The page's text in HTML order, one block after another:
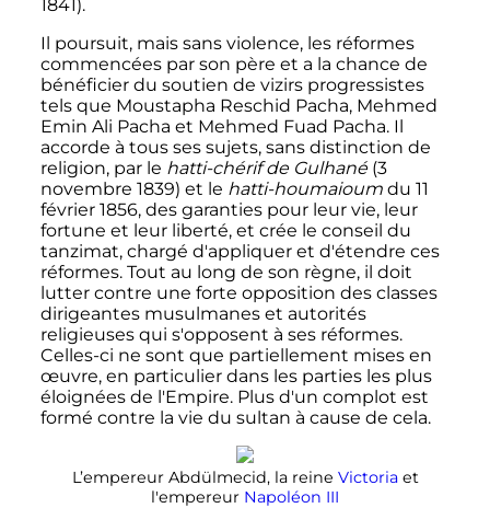
1841).
Il poursuit, mais sans violence, les réformes
commencées par son père et a la chance de
bénéficier du soutien de vizirs progressistes
tels que Moustapha Reschid Pacha, Mehmed
Emin Ali Pacha et Mehmed Fuad Pacha. Il
accorde à tous ses sujets, sans distinction de
religion, par le hatti-chérif de Gulhané(3
novembre 1839) et le hatti-houmaioumdu 11
février 1856, des garanties pour leur vie, leur
fortune et leur liberté, et crée le conseil du
tanzimat, chargé d'appliquer et d'étendre ces
réformes. Tout au long de son règne, il doit
lutter contre une forte opposition des classes
dirigeantes musulmanes et autorités
religieuses qui s'opposent à ses réformes.
Celles-ci ne sont que partiellement mises en
œuvre, en particulier dans les parties les plus
éloignées de l'Empire. Plus d'un complot est
formé contre la vie du sultan à cause de cela.
L’empereur Abdülmecid, la reine Victoriaet
l'empereur Napoléon III